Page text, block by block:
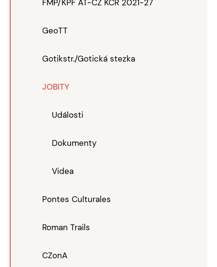
FMP/KPF AT-CZ KCR 2021-27
GeoTT
Gotikstr./Gotická stezka
JOBITY
Události
Dokumenty
Videa
Pontes Culturales
Roman Trails
CZonA